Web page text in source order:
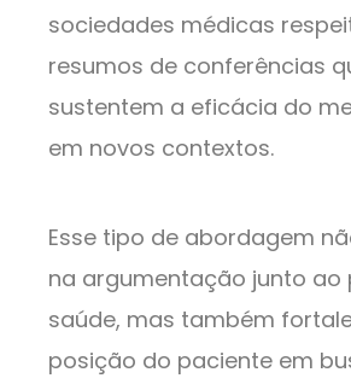
sociedades médicas
resumos de conferências
sustentem a eficácia do
em novos contextos.
Esse tipo de abordagem
na argumentação junto ao
saúde, mas também
posição do paciente em